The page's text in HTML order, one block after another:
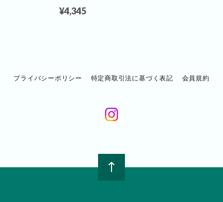
¥4,345
プライバシーポリシー 特定商取引法に基づく表記 会員規約